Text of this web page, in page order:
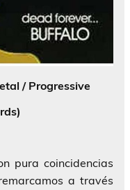
/ Progressive
pura coincidencias
a través